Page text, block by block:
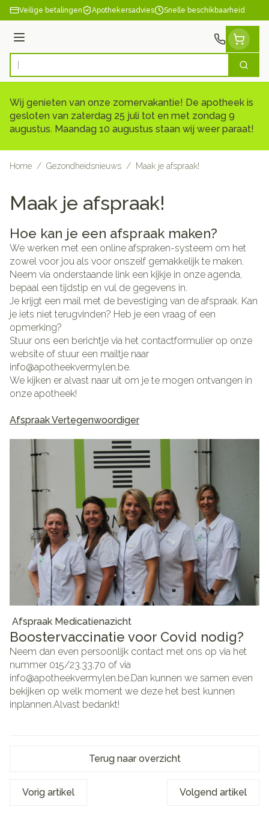
Ga naar de inhoud
Veilige betalingen Apothekersadvies Snelle beschikbaarheid
Menu
Product, merk, categorie... Zoek
Wij genieten van onze zomervakantie! De apotheek is
gesloten van zaterdag 25 juli tot en met zondag 9
augustus. Maandag 10 augustus staan wij weer paraat!
Home / Gezondheidsnieuws / Maak je afspraak!
Maak je afspraak!
Hoe kan je een afspraak maken?
We werken met een online afspraken-systeem om het
zowel voor jou als voor onszelf gemakkelijk te maken.
Neem via onderstaande link een kijkje in onze agenda,
bepaal een tijdstip en vul de gegevens in.
Je krijgt een mail met de bevestiging van de afspraak. Kan
je iets niet terugvinden? Heb je een vraag of een
opmerking?
Stuur ons een berichtje via het contactformulier op onze
website of stuur een mailtje naar
info@apotheekvermylen.be.
We kijken er alvast naar uit om je te mogen ontvangen in
onze apotheek!
Afspraak Vertegenwoordiger
Afspraak Medicatienazicht
Boostervaccinatie voor Covid nodig?
Neem dan even persoonlijk contact met ons op via het
nummer 015/23.33.70 of via
info@apotheekvermylen.be.Dan kunnen we samen even
bekijken op welk moment we deze het best kunnen
inplannen.Alvast bedankt!
Terug naar overzicht
Vorig artikel Volgend artikel